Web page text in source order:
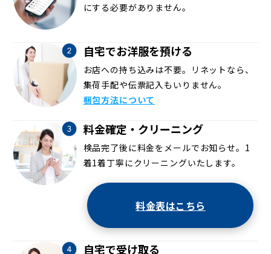
にする必要がありません。
自宅でお洋服を預ける
お店への持ち込みは不要。リネットなら、
集荷手配や伝票記入もいりません。
梱包方法について
料金確定・クリーニング
検品完了後に料金をメールでお知らせ。1
着1着丁寧にクリーニングいたします。
料金表はこちら
自宅で受け取る